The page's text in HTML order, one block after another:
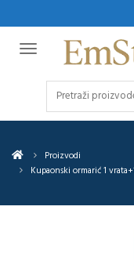
Proizvodi
Kupaonski ormarić 1